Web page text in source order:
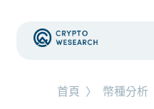
首頁 〉 幣種分析